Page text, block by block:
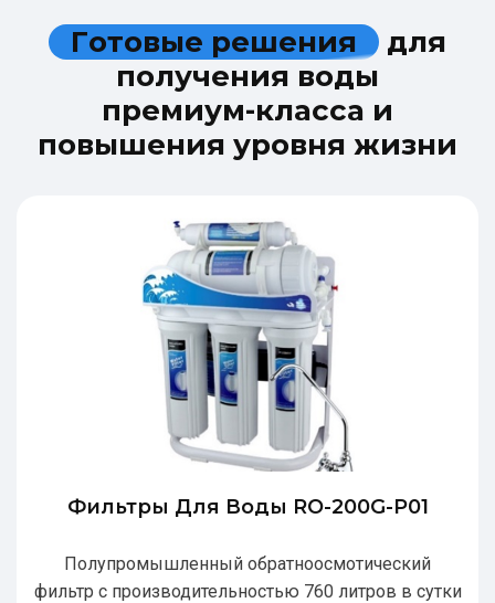
Готовые решения для
получения воды
премиум-класса и
повышения уровня жизни
Фильтры Для Воды RO-200G-P01
Полупромышленный обратноосмотический
фильтр с производительностью 760 литров в сутки